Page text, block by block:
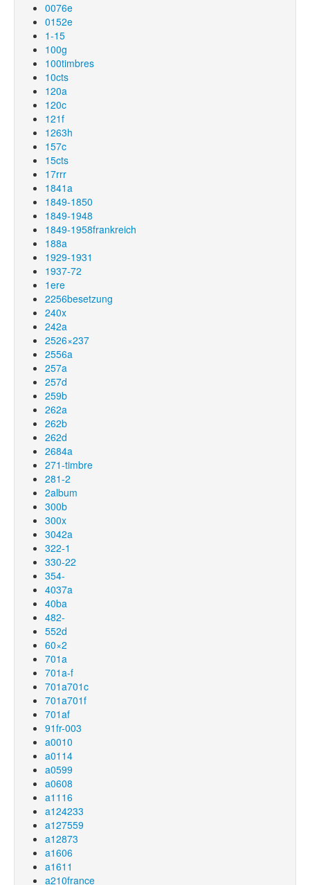
0076e
0152e
1-15
100g
100timbres
10cts
120a
120c
121f
1263h
157c
15cts
17rrr
1841a
1849-1850
1849-1948
1849-1958frankreich
188a
1929-1931
1937-72
1ere
2256besetzung
240x
242a
2526×237
2556a
257a
257d
259b
262a
262b
262d
2684a
271-timbre
281-2
2album
300b
300x
3042a
322-1
330-22
354-
4037a
40ba
482-
552d
60×2
701a
701a-f
701a701c
701a701f
701af
91fr-003
a0010
a0114
a0599
a0608
a1116
a124233
a127559
a12873
a1606
a1611
a210france